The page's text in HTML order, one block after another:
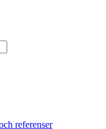
referenser